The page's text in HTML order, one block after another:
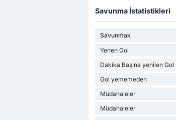
Savunma İstatistikleri
Savunmak
Yenen Gol
Dakika Başına yenilen Gol
Gol yememeden
Müdahaleler
Müdahaleler